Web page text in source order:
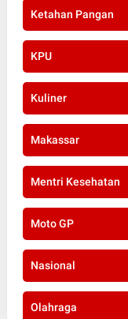
Ketahan Pangan
KPU
Kuliner
Makassar
Mentri Kesehatan
Moto GP
Nasional
Olahraga